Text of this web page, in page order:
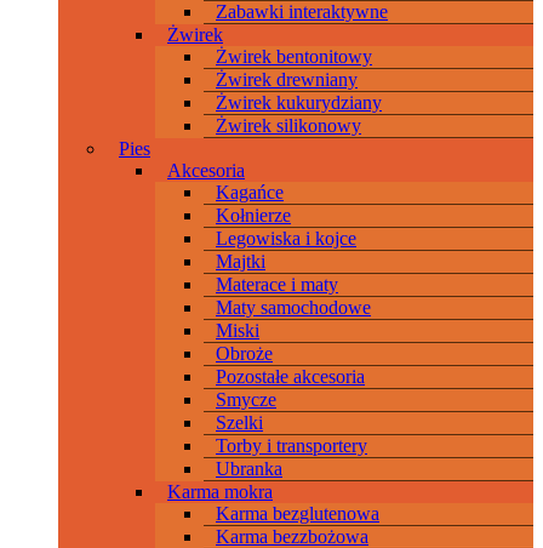
Zabawki interaktywne
Żwirek
Żwirek bentonitowy
Żwirek drewniany
Żwirek kukurydziany
Żwirek silikonowy
Pies
Akcesoria
Kagańce
Kołnierze
Legowiska i kojce
Majtki
Materace i maty
Maty samochodowe
Miski
Obroże
Pozostałe akcesoria
Smycze
Szelki
Torby i transportery
Ubranka
Karma mokra
Karma bezglutenowa
Karma bezzbożowa